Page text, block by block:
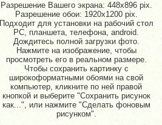
Разрешение Вашего экрана: 448x896 pix.
Разрешение обои: 1920x1200 pix.
Подходит для установки на рабочий стол
PC, планшета, телефона, android.
Дождитесь полной загрузки фото.
Нажмите на изображение, чтобы
просмотреть его в реальном размере.
Чтобы сохранить картинку с
широкоформатными обоями на свой
компьютер, кликните по ней правой
кнопкой и выберите "Сохранить рисунок
как...", или нажмите "Сделать фоновым
рисунком".